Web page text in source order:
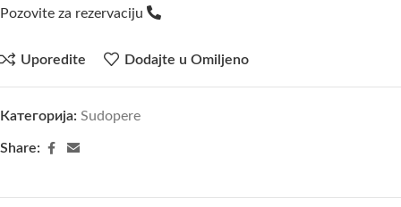
Pozovite za rezervaciju
Uporedite Dodajte u Omiljeno
Категорија: Sudopere
Share: